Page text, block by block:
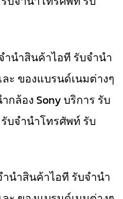
ำนำสินค้าไอที รับจำนำ
ะ ของแบรนด์เนมต่างๆ
กล้อง Sony บริการ รับ
บจำนำโทรศัพท์ รับ
นำสินค้าไอที รับจำนำ